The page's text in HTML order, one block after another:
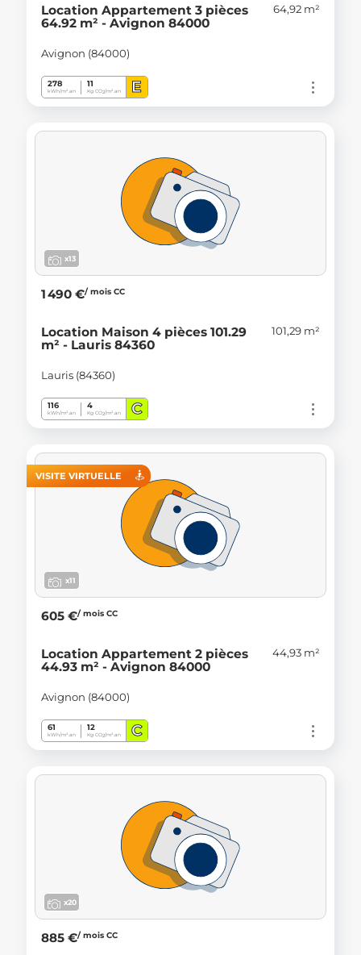
Location Appartement 3 pièces
64.92 m² - Avignon 84000
64,92 m²
Avignon (84000)
278
kWh/m².an
11
Kg CO2/m².an E
x13
1 490 €/ mois CC
Location Maison 4 pièces 101.29
m² - Lauris 84360
101,29 m²
Lauris (84360)
116
kWh/m².an
4
Kg CO2/m².an C
VISITE VIRTUELLE
x11
605 €/ mois CC
Location Appartement 2 pièces
44.93 m² - Avignon 84000
44,93 m²
Avignon (84000)
61
kWh/m².an
12
Kg CO2/m².an C
x20
885 €/ mois CC